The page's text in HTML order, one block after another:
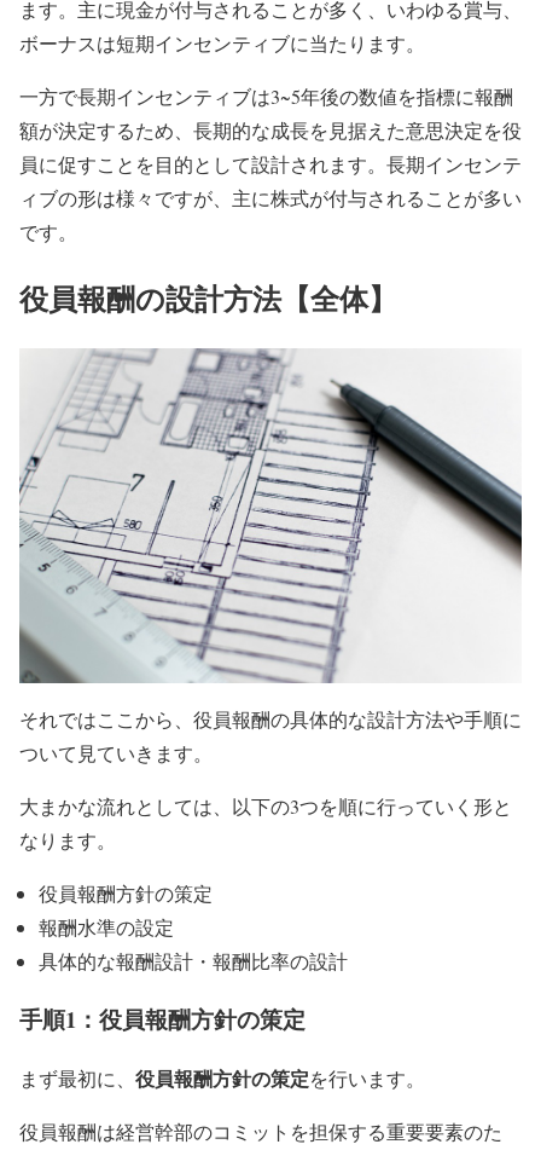
ます。主に現金が付与されることが多く、いわゆる賞与、
ボーナスは短期インセンティブに当たります。
一方で長期インセンティブは3~5年後の数値を指標に報酬
額が決定するため、長期的な成長を見据えた意思決定を役
員に促すことを目的として設計されます。長期インセンテ
ィブの形は様々ですが、主に株式が付与されることが多い
です。
役員報酬の設計方法【全体】
それではここから、役員報酬の具体的な設計方法や手順に
ついて見ていきます。
大まかな流れとしては、以下の3つを順に行っていく形と
なります。
役員報酬方針の策定
報酬水準の設定
具体的な報酬設計・報酬比率の設計
手順1：役員報酬方針の策定
まず最初に、 役員報酬方針の策定を行います。
役員報酬は経営幹部のコミットを担保する重要要素のた